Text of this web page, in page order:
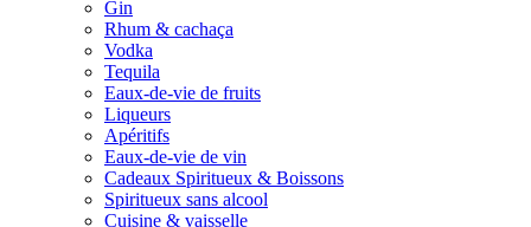
Gin
Rhum & cachaça
Vodka
Tequila
Eaux-de-vie de fruits
Liqueurs
Apéritifs
Eaux-de-vie de vin
Cadeaux Spiritueux & Boissons
Spiritueux sans alcool
Cuisine & vaisselle